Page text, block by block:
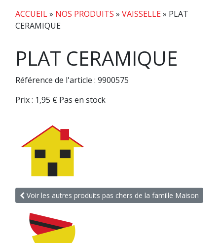
ACCUEIL» NOS PRODUITS » VAISSELLE» PLAT
CERAMIQUE
PLAT CERAMIQUE
Référence de l'article : 9900575
Prix : 1,95 € Pas en stock
Voir les autres produits pas chers de la famille Maison